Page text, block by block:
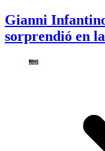
Gianni
sorprendió en